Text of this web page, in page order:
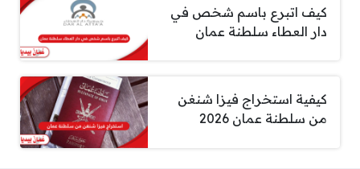
كيف اتبرع باسم شخص في
دار العطاء سلطنة عمان
كيفية استخراج فيزا شنغن
من سلطنة عمان 2026